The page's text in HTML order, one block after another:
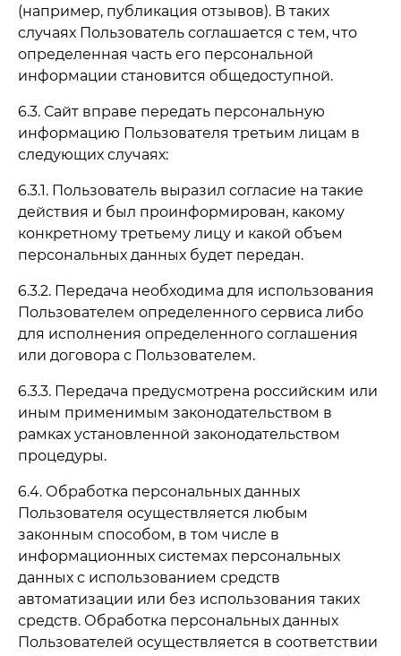
(например, публикация отзывов). В таких
случаях Пользователь соглашается с тем, что
определенная часть его персональной
информации становится общедоступной.
6.3. Сайт вправе передать персональную
информацию Пользователя третьим лицам в
следующих случаях:
6.3.1. Пользователь выразил согласие на такие
действия и был проинформирован, какому
конкретному третьему лицу и какой объем
персональных данных будет передан.
6.3.2. Передача необходима для использования
Пользователем определенного сервиса либо
для исполнения определенного соглашения
или договора с Пользователем.
6.3.3. Передача предусмотрена российским или
иным применимым законодательством в
рамках установленной законодательством
процедуры.
6.4. Обработка персональных данных
Пользователя осуществляется любым
законным способом, в том числе в
информационных системах персональных
данных с использованием средств
автоматизации или без использования таких
средств. Обработка персональных данных
Пользователей осуществляется в соответствии